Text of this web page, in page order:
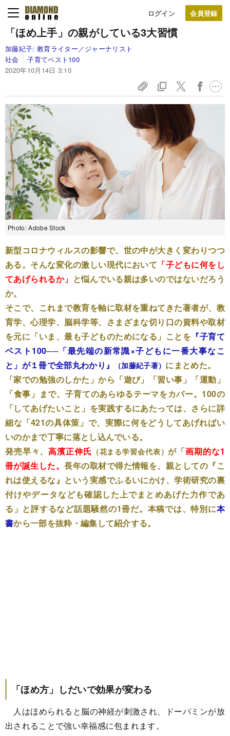
ログイン
「ほめ上手」の親がしている3大習慣
加藤紀子: 教育ライター／ジャーナリスト
社会
子育てベスト100
2020年10月14日 3:10
Photo: Adobe Stock
新型コロナウィルスの影響で、世の中が大きく変わりつつ
ある。そんな変化の激しい現代において 「子どもに何をし
てあげられるか」 と悩んでいる親は多いのではないだろう
か。
そこで、これまで教育を軸に取材を重ねてきた著者が、教
育学、心理学、脳科学等、さまざまな切り口の資料や取材
を元に「いま、最も子どものためになる」ことを 『子育て
ベスト100──「最先端の新常識×子どもに一番大事なこ
と」が１冊で全部丸わかり』
（加藤紀子著） にまとめた。
「家での勉強のしかた」から「遊び」「習い事」「運動」
「食事」まで、子育てのあらゆるテーマをカバー。100の
「してあげたいこと」を実践するにあたっては、さらに詳
細な「421の具体策」で、実際に何をどうしてあげればい
いのかまで丁寧に落とし込んでいる。
発売早々、高濱正伸氏 （花まる学習会代表）が「画期的な1
冊が誕生した。長年の取材で得た情報を、親としての『こ
れは使えるな』という実感でふるいにかけ、学術研究の裏
付けやデータなども確認した上でまとめあげた力作であ
る」と評するなど話題騒然の1冊だ。本稿では、特別に本
書から一部を抜粋・編集して紹介する。
「ほめ方」しだいで効果が変わる
人はほめられると脳の神経が刺激され、ドーパミンが放
出されることで強い幸福感に包まれます。